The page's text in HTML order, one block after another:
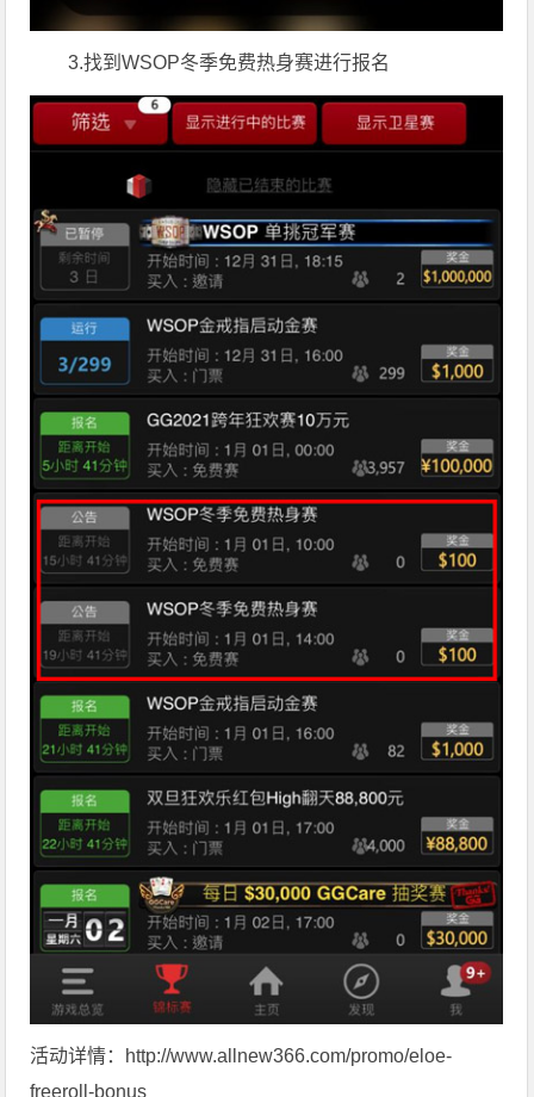
3.找到WSOP冬季免费热身赛进行报名
活动详情： http://www.allnew366.com/promo/eloe-
freeroll-bonus